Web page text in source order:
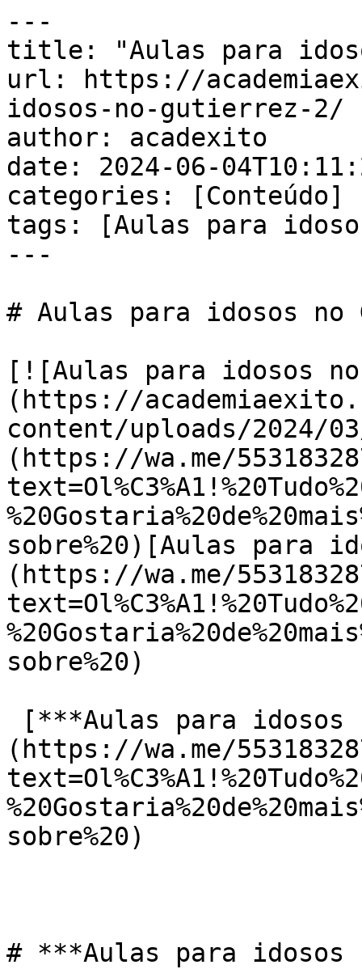
---
title: "Aulas para
url: https://
idosos-no-gutierrez-2/
author: acadexito
date: 2024-06-
categories: [Conteúdo]
tags: [Aulas para
---
# Aulas para idosos no
[![Aulas para idosos
(https://
content/uploads/2024/
(https://wa.me/
sobre%20)[Aulas para
(https://wa.me/
sobre%20)
(https://wa.me/
sobre%20)
# ***Aulas para idosos